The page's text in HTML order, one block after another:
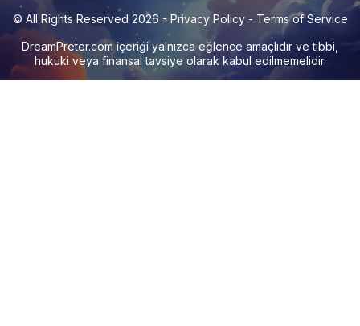
© All Rights Reserved 2026 - Privacy Policy- Terms of Service
DreamPreter.comiçeriği yalnızca eğlence amaçlıdır ve tıbbi,
hukuki veya finansal tavsiye olarak kabul edilmemelidir.